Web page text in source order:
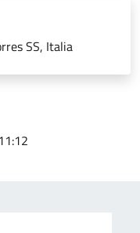
SS, Italia